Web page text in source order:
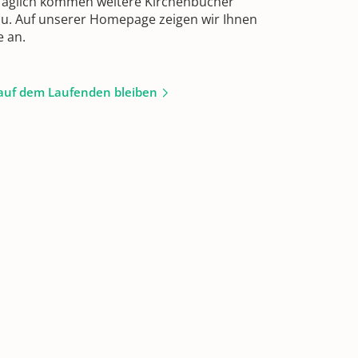
Auf unserer Homepage zeigen wir Ihnen
an.
dem Laufenden bleiben